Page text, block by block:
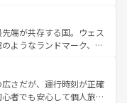
ランス、プロヴァンスの
な楽しみ方が可能だ。さ
溢れており、どの街角に
全く異なる文化を体験で
フランス情報はコンテンツ一覧
も飽きることがない。ベ
州のアルプスの絶景、そ
った風景は必見。ビール
。 なお、新着の
参照してほしい。
端が共存する国。ウェス
ようなランドマーク、歴
た、優雅なアフタヌーン
い英国パブ、サッカー観
験も豊富。イギリスを旅
さだが、運行時刻が正確
者でも安心して個人旅行